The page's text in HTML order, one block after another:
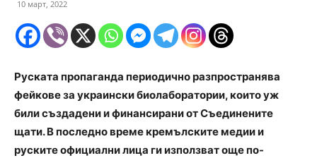
10 март, 2022
Руската пропаганда периодично разпространява
фейкове за украински биолаборатории, които уж
били създадени и финансирани от Съединените
щати. В последно време кремълските медии и
руските официални лица ги използват още по-